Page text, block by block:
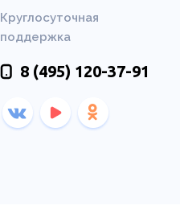
Круглосуточная
поддержка
8 (495) 120-37-91